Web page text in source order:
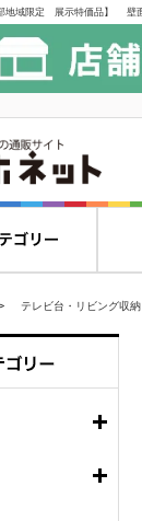
テレビ台・リビング収納